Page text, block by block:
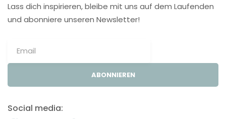
Lass dich inspirieren, bleibe mit uns auf dem Laufenden
und abonniere unseren Newsletter!
ABONNIEREN
Social media: